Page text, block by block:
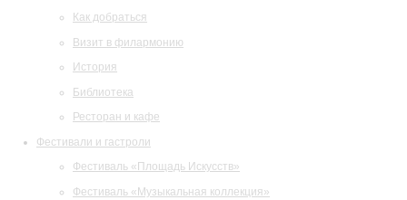
Как добраться
Визит в филармонию
История
Библиотека
Ресторан и кафе
Фестивали и гастроли
Фестиваль «Площадь Искусств»
Фестиваль «Музыкальная коллекция»